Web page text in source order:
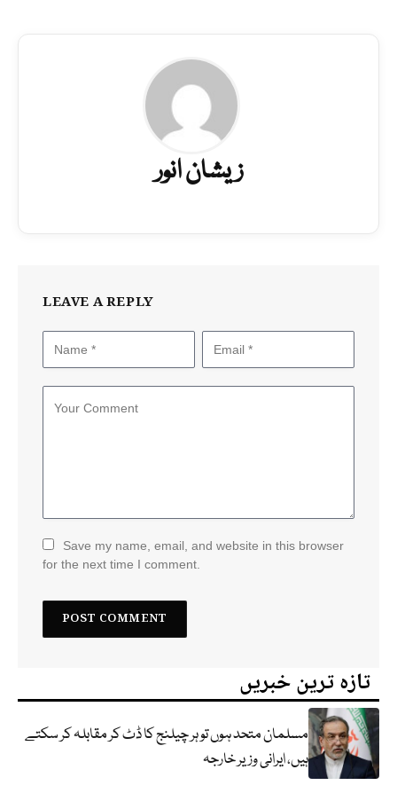
زیشان انور
LEAVE A REPLY
Save my name, email, and website in this browser
for the next time I comment.
تازہ ترین خبریں
مسلمان متحد ہوں تو ہر چیلنج کا ڈٹ کر مقابلہ کر سکتے
ہیں، ایرانی وزیر خارجہ